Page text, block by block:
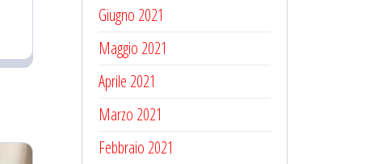
Giugno 2021
Maggio 2021
Aprile 2021
Marzo 2021
Febbraio 2021